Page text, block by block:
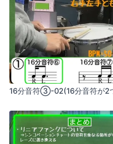
特に、バスドラムをアップ
に、右手の力みが生じや
るように意識してくださ
ことが求められますが、
音量を抑えることに集中し
この基本的な練習ができる
パターンを演奏します。こ
ストロークでは力を入れて
リラックスして力を抜くよ
16分音符③-02(16分音符が2